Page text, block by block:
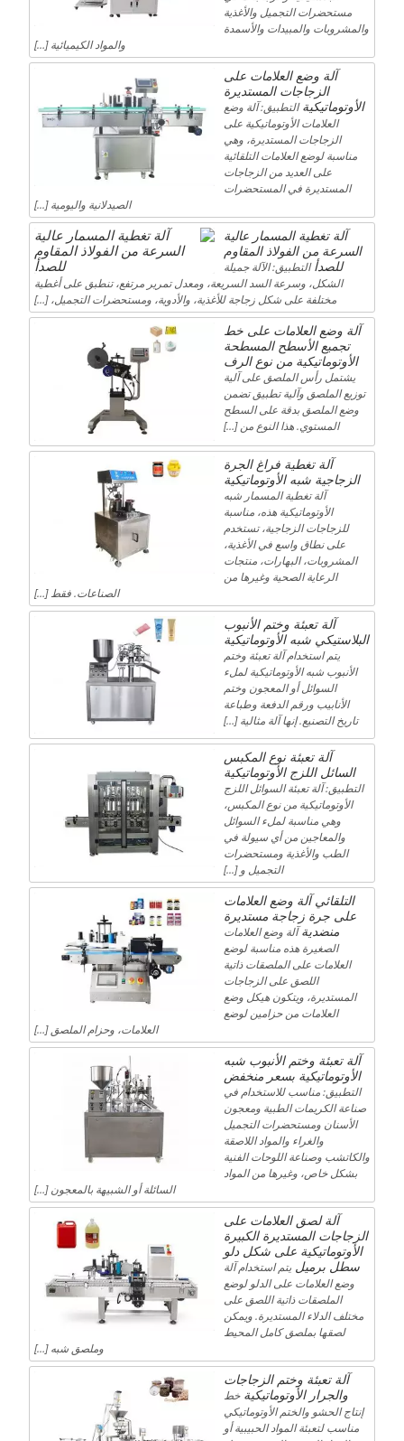
مستحضرات التجميل والأغذية
والمشروبات والمبيدات والأسمدة
والمواد الكيميائية […]
آلة وضع العلامات على
الزجاجات المستديرة
الأوتوماتيكية التطبيق: آلة وضع
العلامات الأوتوماتيكية على
الزجاجات المستديرة، وهي
مناسبة لوضع العلامات التلقائية
على العديد من الزجاجات
المستديرة في المستحضرات
الصيدلانية واليومية [...]
آلة تغطية المسمار عالية
السرعة من الفولاذ المقاوم
للصدأ التطبيق: الآلة جميلة
الشكل، وسرعة السد السريعة، ومعدل تمرير مرتفع، تنطبق على أغطية
مختلفة على شكل زجاجة للأغذية، والأدوية، ومستحضرات التجميل، […]
آلة وضع العلامات على خط
تجميع الأسطح المسطحة
الأوتوماتيكية من نوع الرف
يشتمل رأس الملصق على آلية
توزيع الملصق وآلية تطبيق تضمن
وضع الملصق بدقة على السطح
المستوي. هذا النوع من […]
آلة تغطية فراغ الجرة
الزجاجية شبه الأوتوماتيكية
آلة تغطية المسمار شبه
الأوتوماتيكية هذه، مناسبة
للزجاجات الزجاجية، تستخدم
على نطاق واسع في الأغذية،
المشروبات، البهارات، منتجات
الرعاية الصحية وغيرها من
الصناعات. فقط […]
آلة تعبئة وختم الأنبوب
البلاستيكي شبه الأوتوماتيكية
يتم استخدام آلة تعبئة وختم
الأنبوب شبه الأوتوماتيكية لملء
السوائل أو المعجون وختم
الأنابيب ورقم الدفعة وطباعة
تاريخ التصنيع. إنها آلة مثالية […]
آلة تعبئة نوع المكبس
السائل اللزج الأوتوماتيكية
التطبيق: آلة تعبئة السوائل اللزج
الأوتوماتيكية من نوع المكبس،
وهي مناسبة لملء السوائل
والمعاجين من أي سيولة في
الطب والأغذية ومستحضرات
التجميل و [...]
التلقائي آلة وضع العلامات
على جرة زجاجة مستديرة
منضدية آلة وضع العلامات
الصغيرة هذه مناسبة لوضع
العلامات على الملصقات ذاتية
اللصق على الزجاجات
المستديرة، ويتكون هيكل وضع
العلامات من حزامين لوضع
العلامات، وحزام الملصق […]
آلة تعبئة وختم الأنبوب شبه
الأوتوماتيكية بسعر منخفض
التطبيق: مناسب للاستخدام في
صناعة الكريمات الطبية ومعجون
الأسنان ومستحضرات التجميل
والغراء والمواد اللاصقة
والكاتشب وصناعة اللوحات الفنية
بشكل خاص، وغيرها من المواد
السائلة أو الشبيهة بالمعجون […]
آلة لصق العلامات على
الزجاجات المستديرة الكبيرة
الأوتوماتيكية على شكل دلو
سطل برميل يتم استخدام آلة
وضع العلامات على الدلو لوضع
الملصقات ذاتية اللصق على
مختلف الدلاء المستديرة. ويمكن
لصقها بملصق كامل المحيط
وملصق شبه […]
آلة تعبئة وختم الزجاجات
والجرار الأوتوماتيكية خط
إنتاج الحشو والختم الأوتوماتيكي
مناسب لتعبئة المواد الحبيبية أو